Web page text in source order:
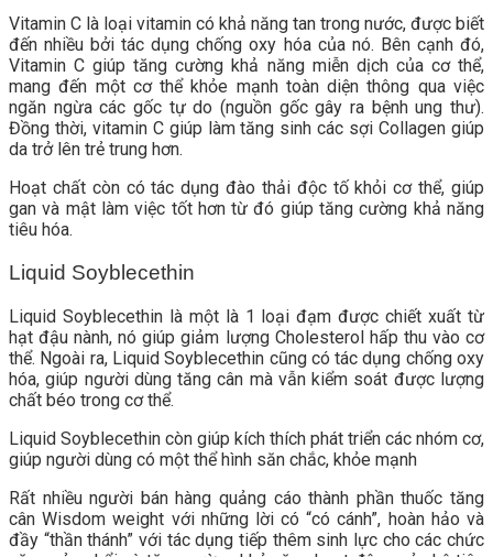
Vitamin C là loại vitamin có khả năng tan trong nước, được biết
đến nhiều bởi tác dụng chống oxy hóa của nó. Bên cạnh đó,
Vitamin C giúp tăng cường khả năng miễn dịch của cơ thể,
mang đến một cơ thể khỏe mạnh toàn diện thông qua việc
ngăn ngừa các gốc tự do (nguồn gốc gây ra bệnh ung thư).
Đồng thời, vitamin C giúp làm tăng sinh các sợi Collagen giúp
da trở lên trẻ trung hơn.
Hoạt chất còn có tác dụng đào thải độc tố khỏi cơ thể, giúp
gan và mật làm việc tốt hơn từ đó giúp tăng cường khả năng
tiêu hóa.
Liquid Soyblecethin
Liquid Soyblecethin là một là 1 loại đạm được chiết xuất từ
hạt đậu nành, nó giúp giảm lượng Cholesterol hấp thu vào cơ
thể. Ngoài ra, Liquid Soyblecethin cũng có tác dụng chống oxy
hóa, giúp người dùng tăng cân mà vẫn kiểm soát được lượng
chất béo trong cơ thể.
Liquid Soyblecethin còn giúp kích thích phát triển các nhóm cơ,
giúp người dùng có một thể hình săn chắc, khỏe mạnh
Rất nhiều người bán hàng quảng cáo thành phần thuốc tăng
cân Wisdom weight với những lời có “có cánh”, hoàn hảo và
đầy “thần thánh” với tác dụng tiếp thêm sinh lực cho các chức